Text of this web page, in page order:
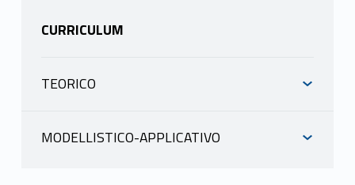
CURRICULUM
TEORICO
MODELLISTICO-APPLICATIVO